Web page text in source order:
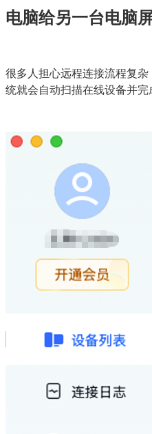
电脑给另一台电脑
很多人担心远程连接流程复
统就会自动扫描在线设备并